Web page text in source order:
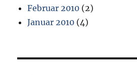
Februar 2010 (2)
Januar 2010 (4)